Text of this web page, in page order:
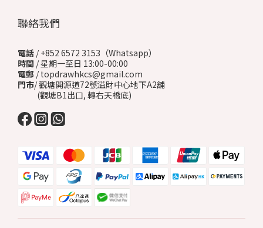
聯絡我們
電話 / +852 6572 3153（Whatsapp）
時間 / 星期一至日 13:00-00:00
電郵 / topdrawhkcs@gmail.com
門市/ 觀塘開源道72號溢財中心地下A2舖
(觀塘B1出口, 轉右天橋底)